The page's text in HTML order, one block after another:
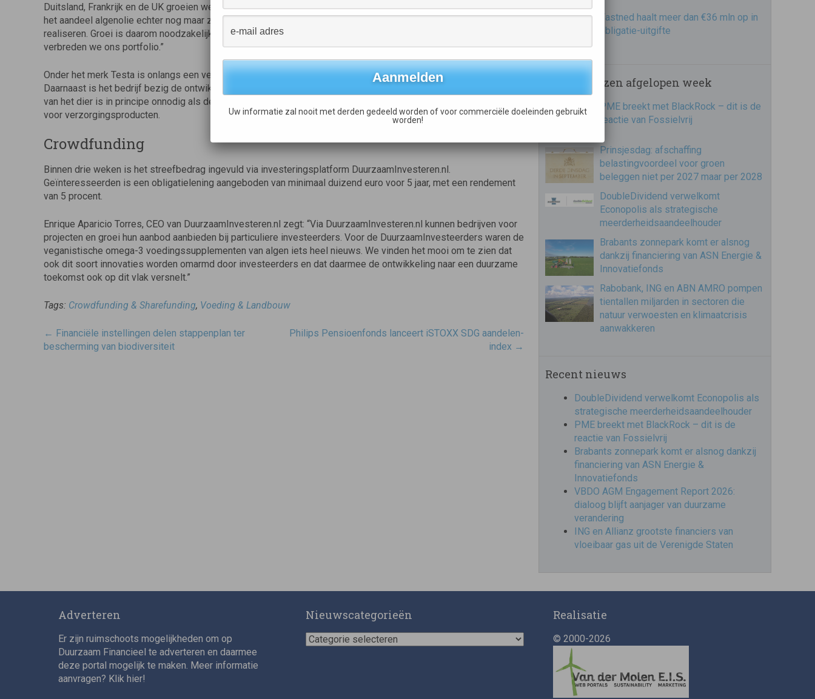
Duitsland, Frankrijk en de UK groeien we flink. In de totale omega-3-markt is
het aandeel algenolie echter nog maar zo’n 5%, we hebben dus nog een lange weg te gaan om ons doel te
realiseren. Groei is daarom noodzakelijk en daarvoor ondernemen stappen naar de andere continenten. Daarnaast
verbreden we ons portfolio.”
Onder het merk Testa is onlangs een vegan alternatief voor krillolie gelanceerd, onder de naam Vrill Omega-3.
Daarnaast is het bedrijf bezig de ontwikkeling van plantaardige alternatieven voor vis in het algemeen. Het eten
van het dier is in principe onnodig als de nutriënten uit vis ook uit plantaardig bron te verkrijgen zijn. Dit geldt ook
voor verzorgingsproducten.
Crowdfunding
Binnen drie weken is het streefbedrag ingevuld via investeringsplatform DuurzaamInvesteren.nl.
Geïnteresseerden is een obligatielening aangeboden van minimaal duizend euro voor 5 jaar, met een rendement
van 5 procent.
Enrique Aparicio Torres, CEO van DuurzaamInvesteren.nl zegt: “Via DuurzaamInvesteren.nl kunnen bedrijven voor
projecten en groei hun aanbod aanbieden bij particuliere investeerders. Voor de DuurzaamInvesteerders waren de
veganistische omega-3 voedingssupplementen van algen iets heel nieuws. We vinden het mooi om te zien dat
ook dit soort innovaties worden omarmd door investeerders en dat daarmee de ontwikkeling naar een duurzame
toekomst ook op dit vlak versnelt.”
Tags: Crowdfunding & Sharefunding, Voeding & Landbouw
Post
navigatie
← Financiële instellingen delen stappenplan ter
bescherming van biodiversiteit
Philips Pensioenfonds lanceert iSTOXX SDG aandelen-
index →
Fastned haalt meer dan €36 mln op in
obligatie-uitgifte
Meest gelezen afgelopen week
PME breekt met BlackRock – dit is de
reactie van Fossielvrij
Prinsjesdag: afschaffing
belastingvoordeel voor groen
beleggen niet per 2027 maar per 2028
DoubleDividend verwelkomt
Econopolis als strategische
meerderheidsaandeelhouder
Brabants zonnepark komt er alsnog
dankzij financiering van ASN Energie &
Innovatiefonds
Rabobank, ING en ABN AMRO pompen
tientallen miljarden in sectoren die
natuur verwoesten en klimaatcrisis
aanwakkeren
Recent nieuws
DoubleDividend verwelkomt Econopolis als
strategische meerderheidsaandeelhouder
PME breekt met BlackRock – dit is de
reactie van Fossielvrij
Brabants zonnepark komt er alsnog dankzij
financiering van ASN Energie &
Innovatiefonds
VBDO AGM Engagement Report 2026:
dialoog blijft aanjager van duurzame
verandering
ING en Allianz grootste financiers van
vloeibaar gas uit de Verenigde Staten
Adverteren
Er zijn ruimschoots mogelijkheden om op
Duurzaam Financieel te adverteren en daarmee
deze portal mogelijk te maken. Meer informatie
aanvragen? Klik hier!
Nieuwscategorieën
Nieuwscategorieën
Realisatie
© 2000-2026
Uw informatie zal nooit met derden gedeeld worden of voor commerciële doeleinden gebruikt
worden!